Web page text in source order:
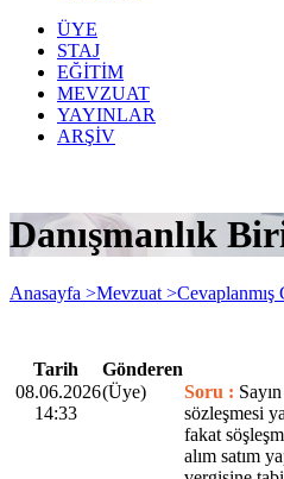
ÜYE
STAJ
EĞİTİM
MEVZUAT
YAYINLAR
ARŞİV
Danışmanlık
Anasayfa >Mevzuat >Cevaplanmış
Tarih
Gönderen
08.06.2026
14:33
(Üye) Soru :
sözleşmesi
fakat
alım satım